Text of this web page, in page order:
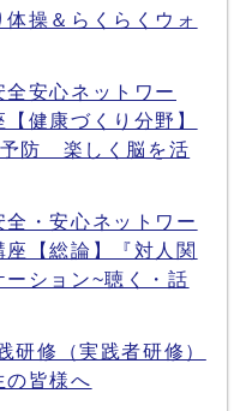
体操＆らくらくウォ
全安心ネットワー
健康づくり分野】
予防 楽しく脳を活
全・安心ネットワー
【総論】『対人関
ション~聴く・話
修（実践者研修）
の皆様へ